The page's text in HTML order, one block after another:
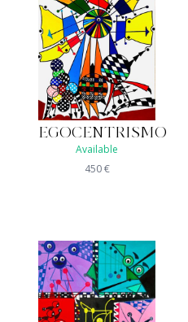
EGOCENTRISMO
Available
450€